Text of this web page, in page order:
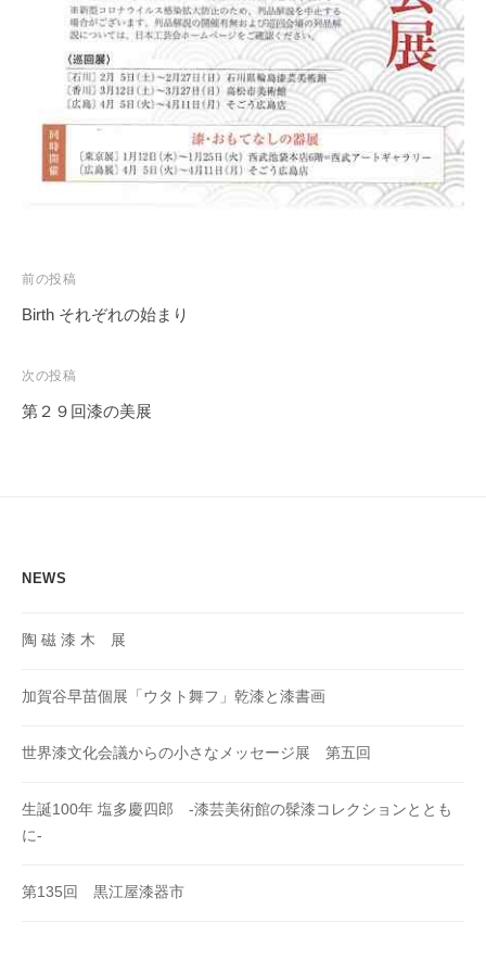
投
稿
ビ
ゲ
前の投稿
Birth それぞれの始まり
次の投稿
第２９回漆の美展
NEWS
陶 磁 漆 木 展
加賀谷早苗個展「ウタト舞フ」乾漆と漆書画
世界漆文化会議からの小さなメッセージ展 第五回
生誕100年 塩多慶四郎 -漆芸美術館の髹漆コレクションととも
に-
第135回 黒江屋漆器市